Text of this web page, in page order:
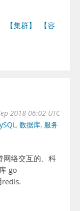
【集群】
【容
2018 06:02 UTC
, 数据库, 服务
网络交互的、科
go